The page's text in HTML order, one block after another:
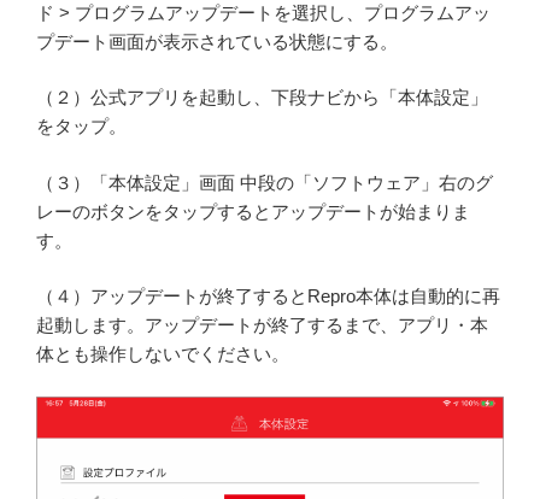
ド > プログラムアップデートを選択し、プログラムアッ
プデート画面が表示されている状態にする。
（２）公式アプリを起動し、下段ナビから「本体設定」
をタップ。
（３）「本体設定」画面 中段の「ソフトウェア」右のグ
レーのボタンをタップするとアップデートが始まりま
す。
（４）アップデートが終了するとRepro本体は自動的に再
起動します。アップデートが終了するまで、アプリ・本
体とも操作しないでください。